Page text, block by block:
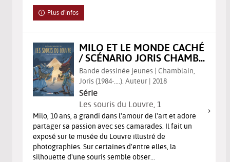
Plus d'infos
MILO ET LE MONDE CACHÉ
/ SCÉNARIO JORIS CHAMB...
Bande dessinée jeunes | Chamblain,
Joris (1984-....). Auteur | 2018
Série
Les souris du Louvre , 1
Milo, 10 ans, a grandi dans l'amour de l'art et adore
partager sa passion avec ses camarades. Il fait un
exposé sur le musée du Louvre illustré de
photographies. Sur certaines d'entre elles, la
silhouette d'une souris semble obser...